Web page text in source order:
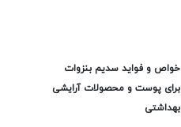
خواص و فواید سدیم بنزوات
برای پوست و محصولات آرایشی
بهداشتی